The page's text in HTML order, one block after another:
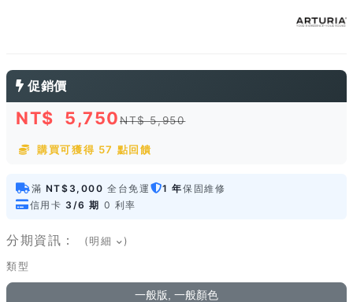
促銷價
NT$ 5,750NT$ 5,950
購買可獲得 57 點回饋
滿 NT$3,000 全台免運 1 年保固維修
信用卡 3/6 期 0 利率
分期資訊： (明細 )
類型
一般版, 一般顏色